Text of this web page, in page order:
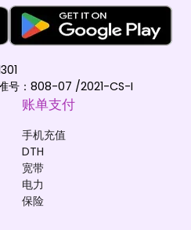
号：808-07 /2021-CS-I
账单支付
手机充值
DTH
宽带
电力
保险